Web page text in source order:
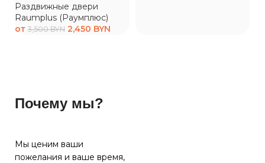
Раздвижные двери
Raumplus (Раумплюс)
от 3,500BYN 2,450 BYN
Почему мы?
Мы ценим ваши
пожелания и ваше время,